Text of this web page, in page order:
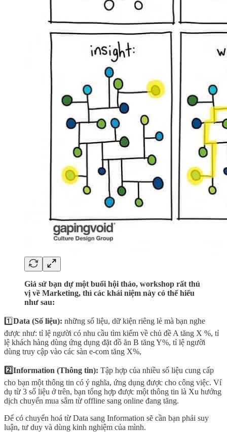
Giả sử bạn dự một buổi hội thảo, workshop rất thú
vị về Marketing, thì các khái niệm này có thể hiểu
như sau:
1️⃣Data (Số liệu): những số liệu, dữ kiện riêng lẻ mà bạn nghe
được như: tỉ lệ người có nhu cầu tìm kiếm về chủ đề A tăng X %, tỉ
lệ khách hàng dùng ứng dụng đặt đồ ăn B tăng Y%, tỉ lệ người
dùng truy cập vào các sàn e-com tăng X%,
2️⃣Information (Thông tin): Tập hợp của nhiều số liệu cung cấp
cho bạn một thông tin có ý nghĩa, ứng dụng được cho công việc. Ví
dụ từ 3 số liệu ở trên, bạn tổng hợp được một thông tin là Xu hướng
dịch chuyển mua sắm từ offline sang online đang tăng.
Để có chuyển hoá từ Data sang Information sẽ cần bạn phải suy
luận, tư duy và dùng kinh nghiệm của mình.